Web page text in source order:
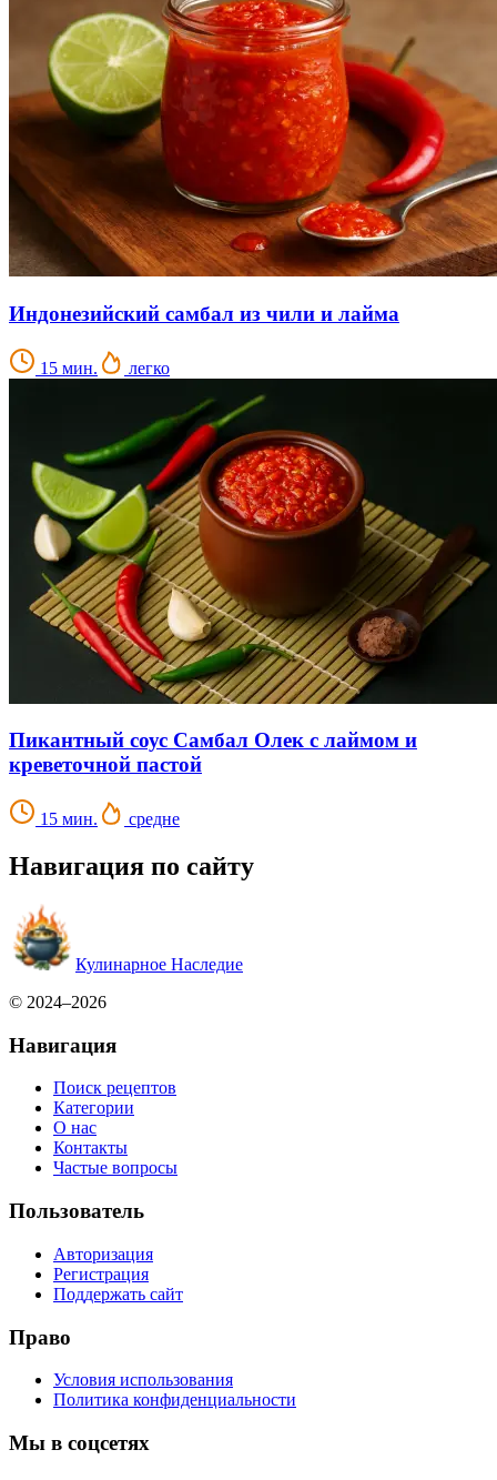
Индонезийский самбал из чили и лайма
15 мин. легко
Пикантный соус Самбал Олек с лаймом и
креветочной пастой
15 мин. средне
Навигация по сайту
Кулинарное Наследие
© 2024–2026
Навигация
Поиск рецептов
Категории
О нас
Контакты
Частые вопросы
Пользователь
Авторизация
Регистрация
Поддержать сайт
Право
Условия использования
Политика конфиденциальности
Мы в соцсетях